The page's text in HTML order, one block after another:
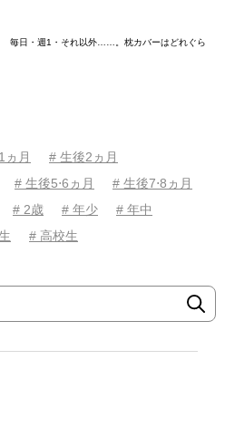
ヵ月
# 生後2ヵ月
# 生後5⋅6ヵ月
# 生後7⋅8ヵ月
# 2歳 # 年少
# 年中
# 高校生